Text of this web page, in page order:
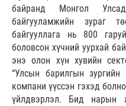
байранд Монгол
байгууламжийн зураг
байгууллага нь 800
боловсон хүчний уурхай
энэ олон хүн хувийн
“Улсын барилгын зургийн
компани үүссэн гэхэд
үйлдвэрлэл. Бид нарын